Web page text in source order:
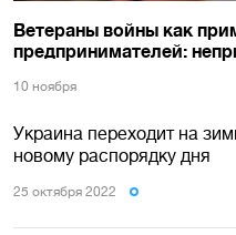
Ветераны войны как
предпринимателей:
10 ноября
Украина переходит на
новому распорядку дня
25 октября 2022